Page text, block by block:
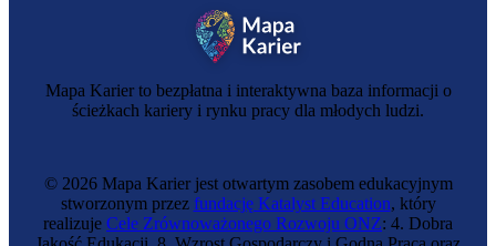
Mapa Karier to bezpłatna i interaktywna baza informacji o
ścieżkach kariery i rynku pracy dla młodych ludzi.
© 2026 Mapa Karier jest otwartym zasobem edukacyjnym
stworzonym przez fundację Katalyst Education, który
realizuje Cele Zrównoważonego Rozwoju ONZ: 4. Dobra